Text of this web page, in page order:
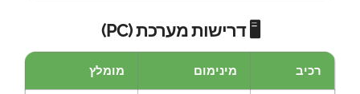
🖥️ דרישות מערכת (PC)
רכיב מינימום מומלץ